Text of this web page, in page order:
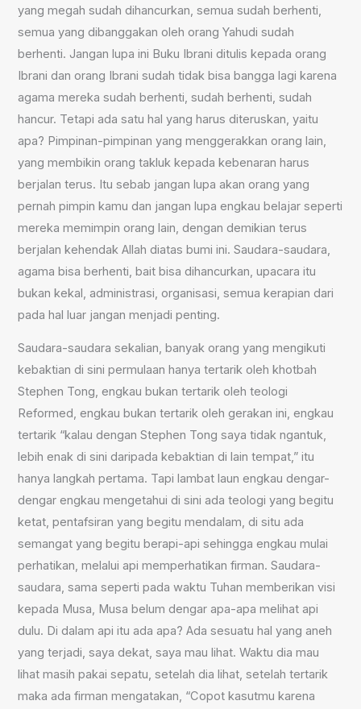
yang megah sudah dihancurkan, semua sudah berhenti,
semua yang dibanggakan oleh orang Yahudi sudah
berhenti. Jangan lupa ini Buku Ibrani ditulis kepada orang
Ibrani dan orang Ibrani sudah tidak bisa bangga lagi karena
agama mereka sudah berhenti, sudah berhenti, sudah
hancur. Tetapi ada satu hal yang harus diteruskan, yaitu
apa? Pimpinan-pimpinan yang menggerakkan orang lain,
yang membikin orang takluk kepada kebenaran harus
berjalan terus. Itu sebab jangan lupa akan orang yang
pernah pimpin kamu dan jangan lupa engkau belajar seperti
mereka memimpin orang lain, dengan demikian terus
berjalan kehendak Allah diatas bumi ini. Saudara-saudara,
agama bisa berhenti, bait bisa dihancurkan, upacara itu
bukan kekal, administrasi, organisasi, semua kerapian dari
pada hal luar jangan menjadi penting.
Saudara-saudara sekalian, banyak orang yang mengikuti
kebaktian di sini permulaan hanya tertarik oleh khotbah
Stephen Tong, engkau bukan tertarik oleh teologi
Reformed, engkau bukan tertarik oleh gerakan ini, engkau
tertarik “kalau dengan Stephen Tong saya tidak ngantuk,
lebih enak di sini daripada kebaktian di lain tempat,” itu
hanya langkah pertama. Tapi lambat laun engkau dengar-
dengar engkau mengetahui di sini ada teologi yang begitu
ketat, pentafsiran yang begitu mendalam, di situ ada
semangat yang begitu berapi-api sehingga engkau mulai
perhatikan, melalui api memperhatikan firman. Saudara-
saudara, sama seperti pada waktu Tuhan memberikan visi
kepada Musa, Musa belum dengar apa-apa melihat api
dulu. Di dalam api itu ada apa? Ada sesuatu hal yang aneh
yang terjadi, saya dekat, saya mau lihat. Waktu dia mau
lihat masih pakai sepatu, setelah dia lihat, setelah tertarik
maka ada firman mengatakan, “Copot kasutmu karena